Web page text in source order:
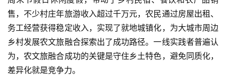
区
二
消
文
旅
售，不少村庄年旅游收入超过千万元，农民通过房屋出租、
务工经营获得稳定收入，实现了就地城镇化，为大城市周边
乡村发展农文旅融合探索出了成功路径。一线实践者普遍认
为，农文旅融合成功的关键是守住乡土特色，避免同质化，
差异化就是竞争力。